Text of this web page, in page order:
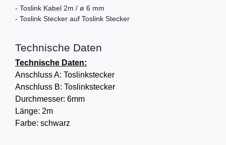
- Toslink Kabel 2m / ø 6 mm
- Toslink Stecker auf Toslink Stecker
Technische Daten
Technische Daten:
Anschluss A: Toslinkstecker
Anschluss B: Toslinkstecker
Durchmesser: 6mm
Länge: 2m
Farbe: schwarz